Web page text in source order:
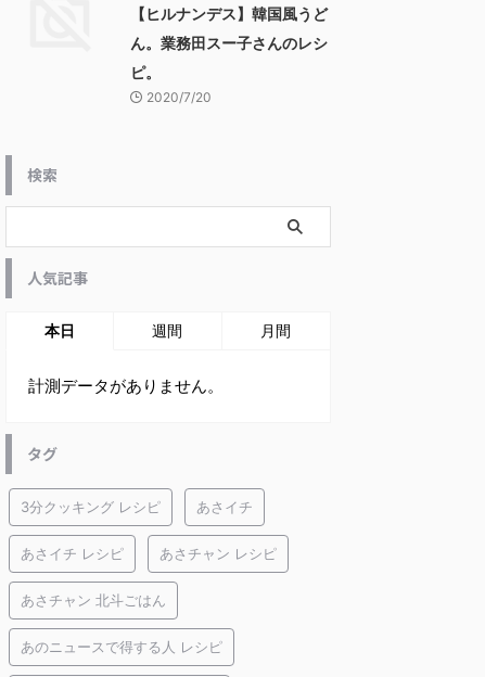
【ヒルナンデス】韓国風うど
ん。業務田スー子さんのレシ
ピ。
2020/7/20
検索
人気記事
本日 週間 月間
計測データがありません。
タグ
3分クッキング レシピ あさイチ
あさイチ レシピ あさチャン レシピ
あさチャン 北斗ごはん
あのニュースで得する人 レシピ